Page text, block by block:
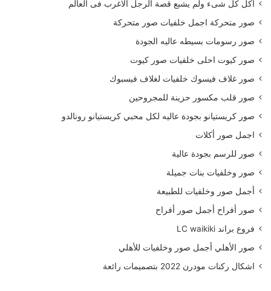
أكل كل شىء ولم يشبع قصة الرجل الاغرب فى العالم
صور متحركة اجمل خلفيات صور متحركة
صور رسومات بسيطه عاليه الجودة
صور كيوت احلى خلفيات صور كيوت
صور غلاف فيسوك خلفيات لغلاف فيسبوك
صور قلب مكسور حزينة للمجروحين
صور كريستيانو بجودة عاليه لكل محبي كريستيانو رونالدو
اجمل صور أكلات
صور للرسم بجودة عالية
صور وخلفيات بنات جميلة
أجمل صور وخلفيات للطبيعة
صور أفراح أجمل صور أفراح
فروع براند LC waikiki
صور الأهلي أجمل صور وخلفيات للأهلي
اشكال ركنات مودرن 2022 بتصميمات رائعة